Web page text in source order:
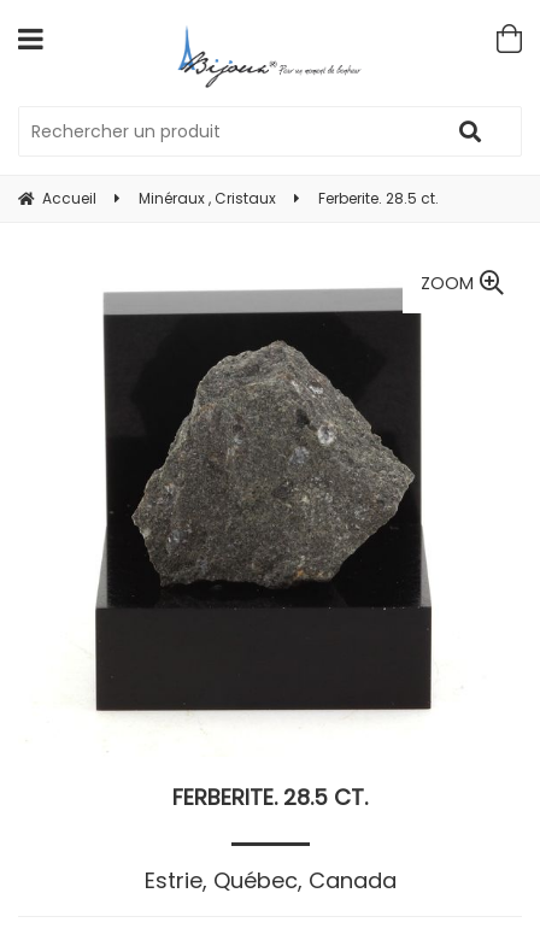
Accueil Minéraux , Cristaux Ferberite. 28.5 ct.
ZOOM
FERBERITE. 28.5 CT.
Estrie, Québec, Canada